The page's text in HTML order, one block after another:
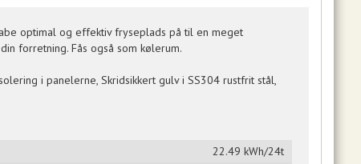
optimal og effektiv fryseplads på til en meget
forretning. Fås også som kølerum.
i panelerne, Skridsikkert gulv i SS304 rustfrit stål,
22.49 kWh/24t